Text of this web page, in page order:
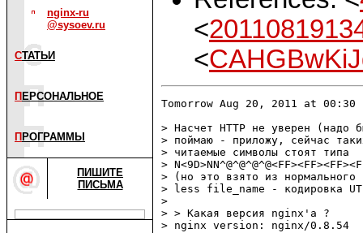
nginx-ru
@sysoev.ru
СТАТЬИ
П ЕРСОНАЛЬНОЕ
П РОГРАММЫ
ПИШИТЕ
ПИСЬМА
<
<
Tomorrow Aug 20, 2011 at
> Насчет HTTP не уверен (надо
> поймаю - приложу, сейчас
> читаемые символы стоят типа
>
> (но это взято из нормального
> less file_name - кодировка
>
> > Какая версия nginx'а ?
> nginx version: nginx/0.8.54